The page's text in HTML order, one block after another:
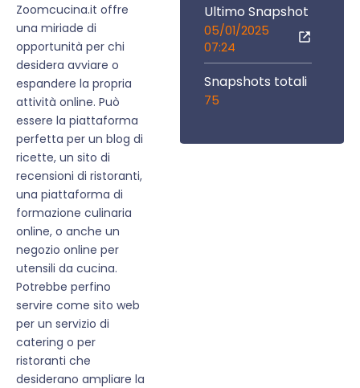
Zoomcucina.it offre
una miriade di
opportunità per chi
desidera avviare o
espandere la propria
attività online. Può
essere la piattaforma
perfetta per un blog di
ricette, un sito di
recensioni di ristoranti,
una piattaforma di
formazione culinaria
online, o anche un
negozio online per
utensili da cucina.
Potrebbe perfino
servire come sito web
per un servizio di
catering o per
ristoranti che
desiderano ampliare la
Ultimo Snapshot
05/01/2025
07:24
Snapshots totali
75